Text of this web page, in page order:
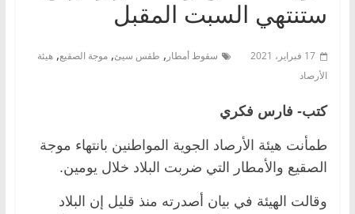
ستنتهي السبت المقبل
17 فبراير، 2021 سقوط أمطار , طقس سيئ, موجة الصقيع, هيئة
الأرصاد
كتب- فارس فكري
طمأنت هيئة الأرصاد الجوية المواطنين بانتهاء موجة
الصقيع والأمطار التي ضربت البلاد خلال يومين.
وقالت الهيئة في بيان أصدرته منذ قليل إن البلاد